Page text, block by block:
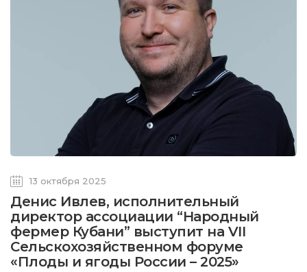
13 октября 2025
Денис Ивлев, исполнительный
директор ассоциации “Народный
фермер Кубани” выступит на VII
Сельскохозяйственном форуме
«Плоды и ягоды России – 2025»